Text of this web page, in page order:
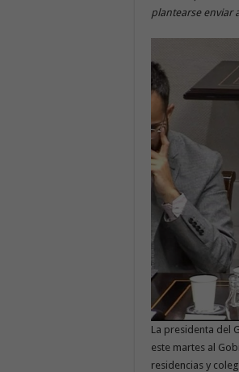
plantearse enviar
La presidenta del
este martes al
residencias y